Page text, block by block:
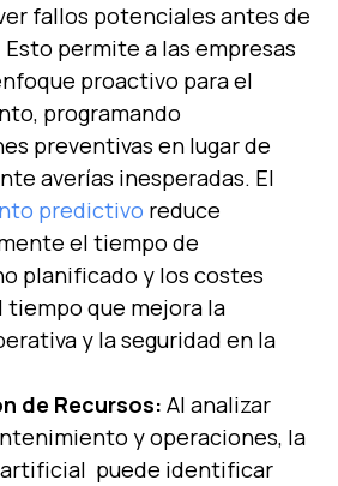
fallos potenciales antes de
permite a las empresas
proactivo para el
programando
preventivas en lugar de
averías inesperadas. El
predictivo reduce
el tiempo de
planificado y los costes
tiempo que mejora la
y la seguridad en la
de Recursos: Al analizar
y operaciones, la
puede identificar